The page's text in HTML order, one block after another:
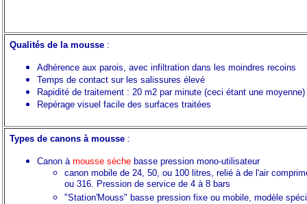
Qualités de la mousse :
Adhérence aux parois, avec infiltration dans les moindres recoins
Temps de contact sur les salissures élevé
Rapidité de traitement : 20 m2 par minute (ceci étant une moyenne)
Repérage visuel facile des surfaces traitées
Types de canons à mousse :
Canon à mousse sèche basse pression mono-utilisateur
canon mobile de 24, 50, ou 100 litres, relié à de l'air
ou 316. Pression de service de 4 à 8 bars
"Station'Mouss" basse pression fixe ou mobile, modèle